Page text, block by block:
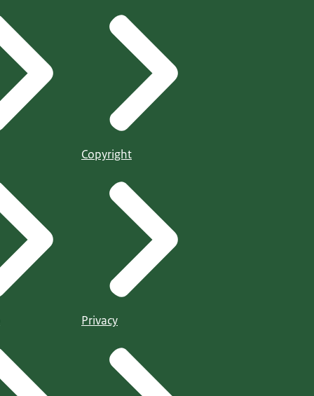
Copyright
Privacy